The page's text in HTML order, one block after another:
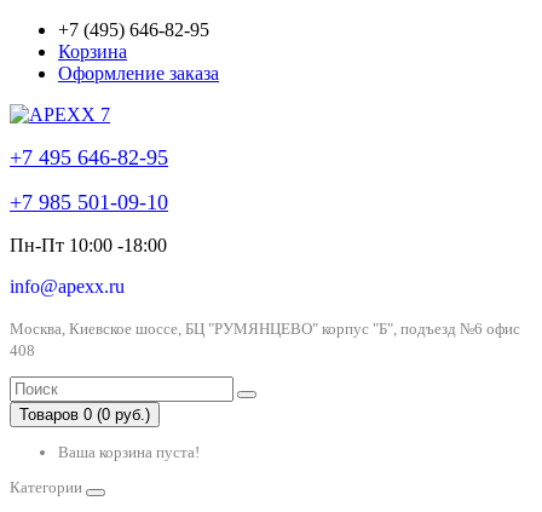
+7 (495) 646-82-95
Корзина
Оформление заказа
+7 495 646-82-95
+7 985 501-09-10
Пн-Пт 10:00 -18:00
info@apexx.ru
Москва, Киевское шоссе, БЦ "РУМЯНЦЕВО" корпус "Б", подъезд №6 офис
408
Товаров 0 (0 руб.)
Ваша корзина пуста!
Категории